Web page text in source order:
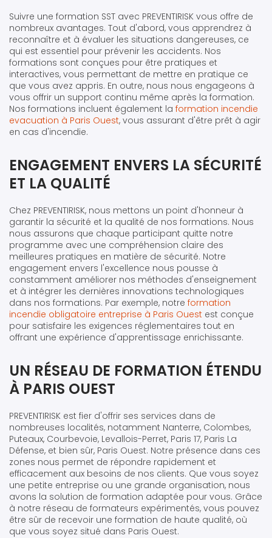
Suivre une formation SST avec PREVENTIRISK vous offre de
nombreux avantages. Tout d'abord, vous apprendrez à
reconnaître et à évaluer les situations dangereuses, ce
qui est essentiel pour prévenir les accidents. Nos
formations sont conçues pour être pratiques et
interactives, vous permettant de mettre en pratique ce
que vous avez appris. En outre, nous nous engageons à
vous offrir un support continu même après la formation.
Nos formations incluent également la formation incendie
evacuation à Paris Ouest, vous assurant d'être prêt à agir
en cas d'incendie.
ENGAGEMENT ENVERS LA SÉCURITÉ
ET LA QUALITÉ
Chez PREVENTIRISK, nous mettons un point d'honneur à
garantir la sécurité et la qualité de nos formations. Nous
nous assurons que chaque participant quitte notre
programme avec une compréhension claire des
meilleures pratiques en matière de sécurité. Notre
engagement envers l'excellence nous pousse à
constamment améliorer nos méthodes d'enseignement
et à intégrer les dernières innovations technologiques
dans nos formations. Par exemple, notre formation
incendie obligatoire entreprise à Paris Ouest est conçue
pour satisfaire les exigences réglementaires tout en
offrant une expérience d'apprentissage enrichissante.
UN RÉSEAU DE FORMATION ÉTENDU
À PARIS OUEST
PREVENTIRISK est fier d'offrir ses services dans de
nombreuses localités, notamment Nanterre, Colombes,
Puteaux, Courbevoie, Levallois-Perret, Paris 17, Paris La
Défense, et bien sûr, Paris Ouest. Notre présence dans ces
zones nous permet de répondre rapidement et
efficacement aux besoins de nos clients. Que vous soyez
une petite entreprise ou une grande organisation, nous
avons la solution de formation adaptée pour vous. Grâce
à notre réseau de formateurs expérimentés, vous pouvez
être sûr de recevoir une formation de haute qualité, où
que vous soyez situé dans Paris Ouest.